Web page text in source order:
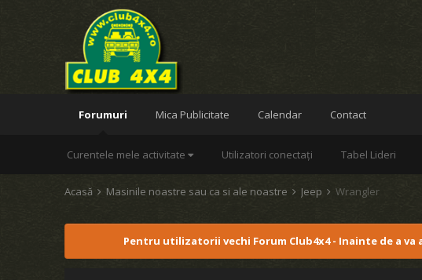
Forumuri
Curentele mele activitate Utilizatori conectați Tabel Lideri
Mica Publicitate Calendar Contact
Acasă Masinile noastre sau ca si ale noastre Jeep Wrangler
Pentru utilizatorii vechi Forum Club4x4 - Inainte de a